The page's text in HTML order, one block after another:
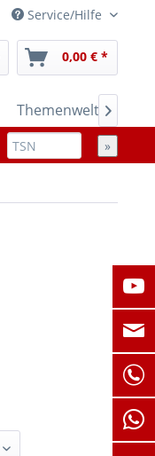
Service/Hilfe
0,00 € *
Themenwelten

»